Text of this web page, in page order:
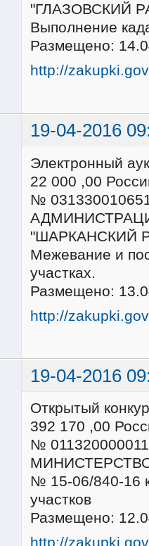
"ГЛАЗОВСКИЙ
Выполнение
Размещено:
http://
19-04-2016
Электронный
22 000 ,00
№
"ШАРКАНСКИЙ
Межевание и
участках.
Размещено:
http://
19-04-2016
Открытый
392 170 ,00
№
№ 15-06/840-16
участков
Размещено:
http://